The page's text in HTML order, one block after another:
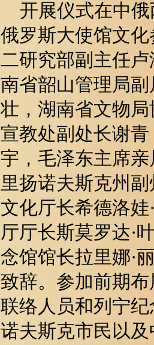
开展仪式在中俄
俄罗斯大使馆文
二研究部副主任
南省韶山管理局
壮，湖南省文物
宣教处副处长谢
宇，毛泽东主席
里扬诺夫斯克州
文化厅长希德洛娃
厅厅长斯莫罗达·
念馆馆长拉里娜·
致辞。参加前期
联络人员和列宁
诺夫斯克市民以